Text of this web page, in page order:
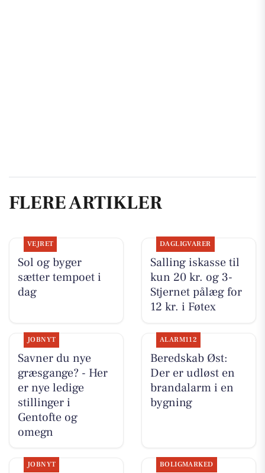
FLERE ARTIKLER
VEJRET
Sol og byger
sætter tempoet i
dag
DAGLIGVARER
Salling iskasse til
kun 20 kr. og 3-
Stjernet pålæg for
12 kr. i Føtex
JOBNYT
Savner du nye
græsgange? - Her
er nye ledige
stillinger i
Gentofte og
omegn
ALARM112
Beredskab Øst:
Der er udløst en
brandalarm i en
bygning
JOBNYT BOLIGMARKED